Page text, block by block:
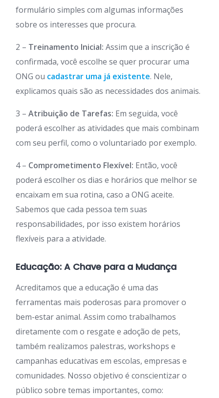
formulário simples com algumas informações
sobre os interesses que procura.
2 – Treinamento Inicial: Assim que a inscrição é
confirmada, você escolhe se quer procurar uma
ONG ou cadastrar uma já existente. Nele,
explicamos quais são as necessidades dos animais.
3 – Atribuição de Tarefas: Em seguida, você
poderá escolher as atividades que mais combinam
com seu perfil, como o voluntariado por exemplo.
4 – Comprometimento Flexível: Então, você
poderá escolher os dias e horários que melhor se
encaixam em sua rotina, caso a ONG aceite.
Sabemos que cada pessoa tem suas
responsabilidades, por isso existem horários
flexíveis para a atividade.
Educação: A Chave para a Mudança
Acreditamos que a educação é uma das
ferramentas mais poderosas para promover o
bem-estar animal. Assim como trabalhamos
diretamente com o resgate e adoção de pets,
também realizamos palestras, workshops e
campanhas educativas em escolas, empresas e
comunidades. Nosso objetivo é conscientizar o
público sobre temas importantes, como: